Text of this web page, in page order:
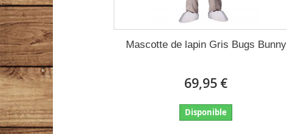
Mascotte de lapin Gris Bugs Bunny
69,95 €
Disponible